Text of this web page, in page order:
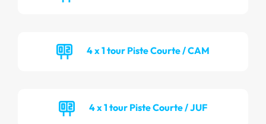
4 x 1 tour Piste Courte / CAM
4 x 1 tour Piste Courte / JUF